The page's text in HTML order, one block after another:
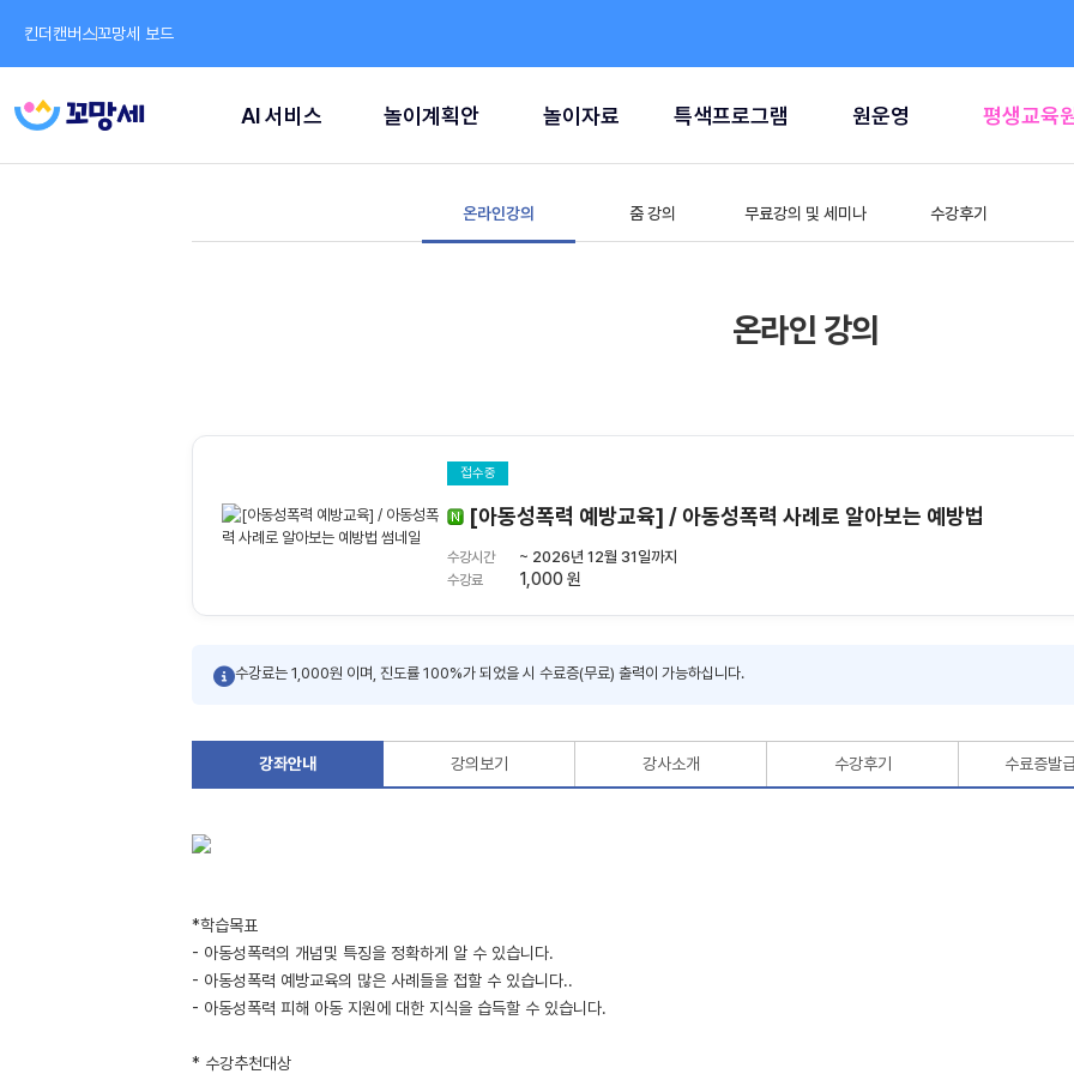
킨더캔버스꼬망세 보드
AI 서비스 놀이계획안 놀이자료 특색프로그램 원운영 평생교육
온라인강의 줌 강의 무료강의 및 세미나 수강후기
온라인 강의
접수중
[아동성폭력 예방교육] / 아동성폭력 사례로 알아보는 예방법
수강시간 ~ 2026년 12월 31일까지
수강료 1,000 원
수강료는 1,000원 이며, 진도률 100%가 되었을 시 수료증(무료) 출력이 가능하십니다.
강좌안내 강의보기 강사소개 수강후기 수료증발
*학습목표
- 아동성폭력의 개념및 특징을 정확하게 알 수 있습니다.
- 아동성폭력 예방교육의 많은 사례들을 접할 수 있습니다..
- 아동성폭력 피해 아동 지원에 대한 지식을 습득할 수 있습니다.
* 수강추천대상